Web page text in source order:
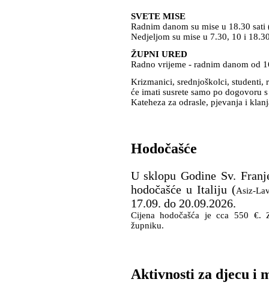
SVETE MISE
Radnim danom su mise u 18.30
Nedjeljom su mise u 7.30, 10 i
ŽUPNI URED
Radno vrijeme - radnim danom od
Krizmanici, srednjoškolci, studenti,
će imati susrete samo po dogovoru
Kateheza za odrasle, pjevanja i
Hodočašće
U sklopu Godine Sv.
hodočašće u Italiju (Asiz-
17.09. do 20.09.2026.
Cijena hodočašća je cca 550 €.
župniku.
Aktivnosti za djecu i